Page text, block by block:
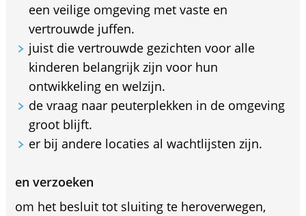
een veilige omgeving met vaste en
vertrouwde juffen.
juist die vertrouwde gezichten voor alle
kinderen belangrijk zijn voor hun
ontwikkeling en welzijn.
de vraag naar peuterplekken in de omgeving
groot blijft.
er bij andere locaties al wachtlijsten zijn.
en verzoeken
om het besluit tot sluiting te heroverwegen,